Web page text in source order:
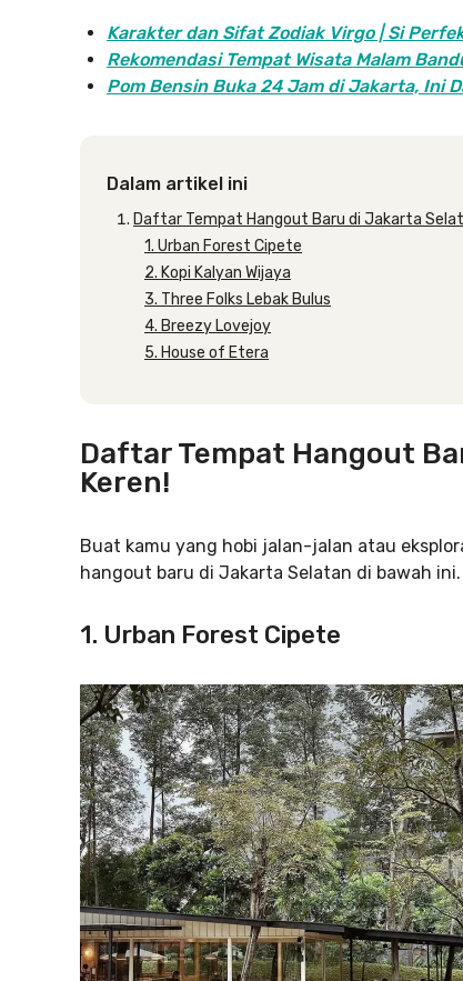
Karakter dan Sifat Zodiak Virgo | Si
Rekomendasi Tempat Wisata Malam
Pom Bensin Buka 24 Jam di Jakarta, Ini
Dalam artikel ini
Daftar Tempat Hangout Baru di Jakarta
1. Urban Forest Cipete
2. Kopi Kalyan Wijaya
3. Three Folks Lebak Bulus
4. Breezy Lovejoy
5. House of Etera
Daftar Tempat Hangout
Keren!
Buat kamu yang hobi jalan-jalan atau
hangout baru di Jakarta Selatan di bawah
1. Urban Forest Cipete